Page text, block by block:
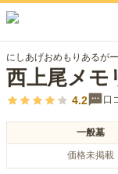
にしあげおめもりあるが
西上尾メモ
4.2 口
一般墓
価格未掲載